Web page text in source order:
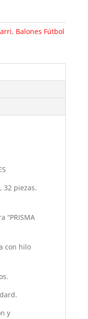
, Balones Fútbol
32 piezas.
“PRISMA
con hilo
y